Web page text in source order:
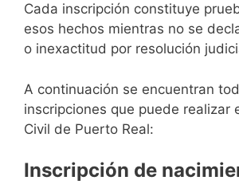
Cada inscripción constituye
esos hechos mientras no se
o inexactitud por resolución
A continuación se encuentran
inscripciones que puede realizar
Civil de Puerto Real:
Inscripción de